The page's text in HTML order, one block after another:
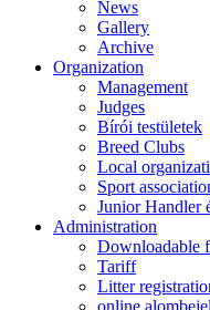
News
Gallery
Archive
Organization
Management
Judges
Bírói testületek
Breed Clubs
Local
Sport
Junior Handler
Administration
Downloadable
Tariff
Litter
online